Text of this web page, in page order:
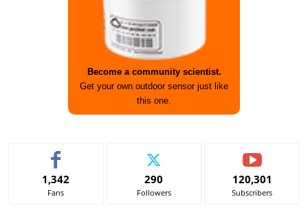
Become a community scientist.
Get your own outdoor sensor just like
this one.
1,342
Fans
290
Followers
120,301
Subscribers